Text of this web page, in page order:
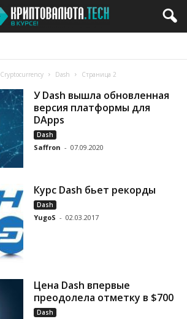
Cryptocurrency Dash Страница 2
У Dash вышла обновленная
версия платформы для
DApps
Dash
Saffron - 07.09.2020
Курс Dash бьет рекорды
Dash
YugoS - 02.03.2017
Цена Dash впервые
преодолела отметку в $700
Dash